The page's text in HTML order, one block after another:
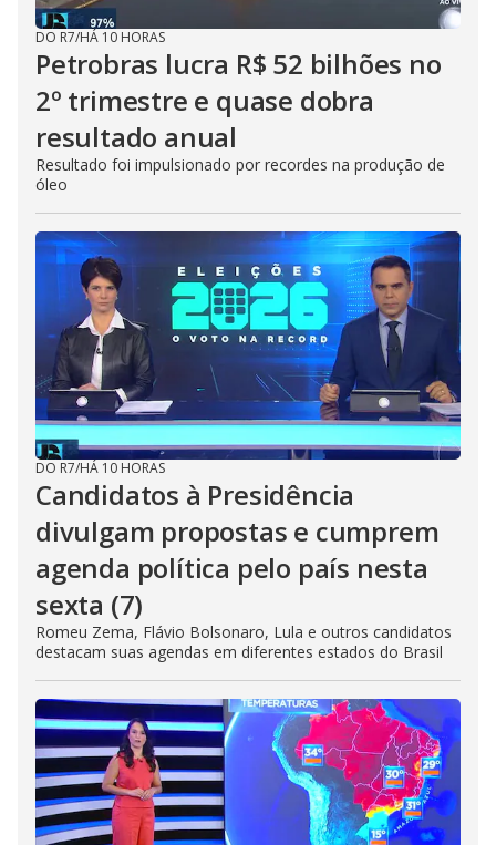
DO R7/HÁ 10 HORAS
Petrobras lucra R$ 52 bilhões no
2º trimestre e quase dobra
resultado anual
Resultado foi impulsionado por recordes na produção de
óleo
DO R7/HÁ 10 HORAS
Candidatos à Presidência
divulgam propostas e cumprem
agenda política pelo país nesta
sexta (7)
Romeu Zema, Flávio Bolsonaro, Lula e outros candidatos
destacam suas agendas em diferentes estados do Brasil